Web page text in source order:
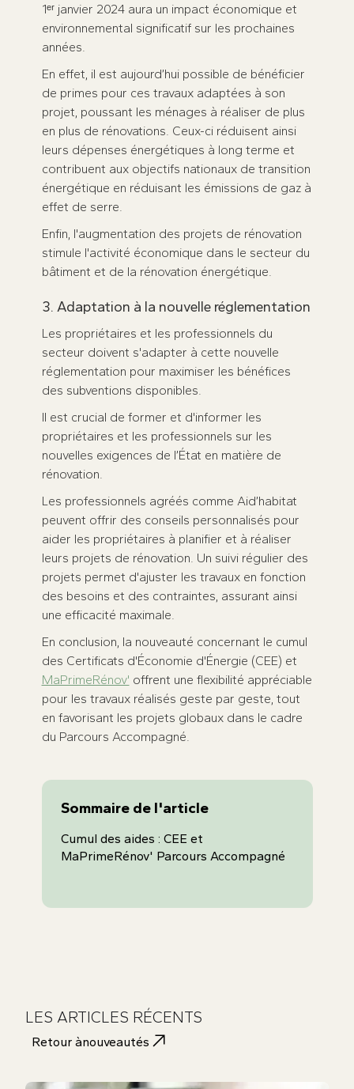
1ᵉʳ janvier 2024 aura un impact économique et
environnemental significatif sur les prochaines
années.
En effet, il est aujourd’hui possible de bénéficier
de primes pour ces travaux adaptées à son
projet, poussant les ménages à réaliser de plus
en plus de rénovations. Ceux-ci réduisent ainsi
leurs dépenses énergétiques à long terme et
contribuent aux objectifs nationaux de transition
énergétique en réduisant les émissions de gaz à
effet de serre.
Enfin, l'augmentation des projets de rénovation
stimule l'activité économique dans le secteur du
bâtiment et de la rénovation énergétique.
3. Adaptation à la nouvelle réglementation
Les propriétaires et les professionnels du
secteur doivent s'adapter à cette nouvelle
réglementation pour maximiser les bénéfices
des subventions disponibles.
Il est crucial de former et d'informer les
propriétaires et les professionnels sur les
nouvelles exigences de l’État en matière de
rénovation.
Les professionnels agréés comme Aid’habitat
peuvent offrir des conseils personnalisés pour
aider les propriétaires à planifier et à réaliser
leurs projets de rénovation. Un suivi régulier des
projets permet d'ajuster les travaux en fonction
des besoins et des contraintes, assurant ainsi
une efficacité maximale.
En conclusion, la nouveauté concernant le cumul
des Certificats d'Économie d'Énergie (CEE) et
MaPrimeRénov' offrent une flexibilité appréciable
pour les travaux réalisés geste par geste, tout
en favorisant les projets globaux dans le cadre
du Parcours Accompagné.
Sommaire de l'article
Cumul des aides : CEE et
MaPrimeRénov' Parcours Accompagné
LES ARTICLES RÉCENTS
Retour ànouveautés